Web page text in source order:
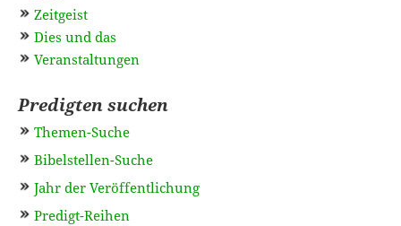
Zeitgeist
Dies und das
Veranstaltungen
Predigten suchen
Themen-Suche
Bibelstellen-Suche
Jahr der Veröffentlichung
Predigt-Reihen